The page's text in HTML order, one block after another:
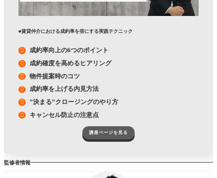
■賃貸仲介における成約率を倍にする実践テクニック
成約率向上の6つのポイント
成約確度を高めるヒアリング
物件提案時のコツ
成約率を上げる内見方法
”決まる”クロージングのやり方
キャンセル防止の注意点
講座ページを見る
監修者情報